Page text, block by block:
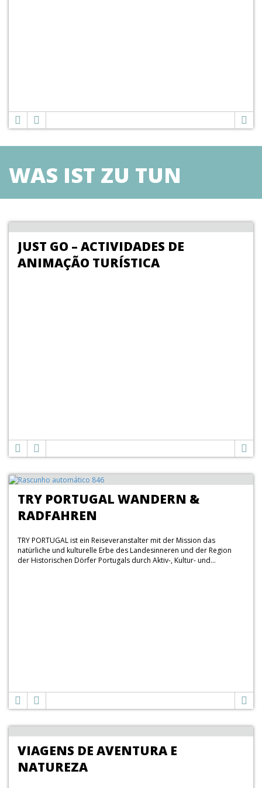
WAS IST ZU TUN
JUST GO – ACTIVIDADES DE
ANIMAÇÃO TURÍSTICA
TRY PORTUGAL WANDERN &
RADFAHREN
TRY PORTUGAL ist ein Reiseveranstalter mit der Mission das
natürliche und kulturelle Erbe des Landesinneren und der Region
der Historischen Dörfer Portugals durch Aktiv-, Kultur- und...
VIAGENS DE AVENTURA E
NATUREZA